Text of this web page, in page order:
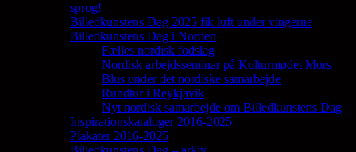
sprog!
Billedkunstens Dag 2025 fik luft under vingerne
Billedkunstens Dag i Norden
Fælles nordisk fodslag
Nordisk arbejdsseminar på Kulturmødet Mors
Blus under det nordiske samarbejde
Rundtur i Reykjavik
Nyt nordisk samarbejde om Billedkunstens Dag
Inspirationskataloger 2016-2025
Plakater 2016-2025